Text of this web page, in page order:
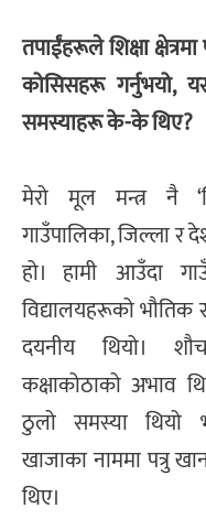
तपाईंहरूले शिक्षा
कोसिसहरू गर्नुभयो,
समस्याहरू के-के थिए?
मेरो मूल मन्त्र नै
गाउँपालिका, जिल्ला र
हो। हामी आउँदा
विद्यालयहरूको भौतिक
दयनीय थियो।
कक्षाकोठाको अभाव
ठुलो समस्या थियो
खाजाका नाममा पत्रु
थिए।